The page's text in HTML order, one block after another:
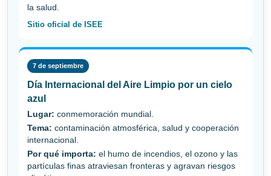
la salud.
Sitio oficial de ISEE
7 de septiembre
Día Internacional del Aire Limpio por un cielo
azul
Lugar: conmemoración mundial.
Tema: contaminación atmosférica, salud y cooperación
internacional.
Por qué importa: el humo de incendios, el ozono y las
partículas finas atraviesan fronteras y agravan riesgos